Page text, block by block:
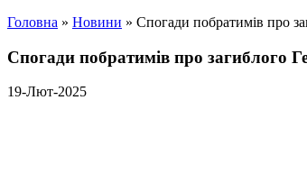
Головна » Новини » Спогади побратимів про
Спогади побратимів про загиблого
19-Лют-2025